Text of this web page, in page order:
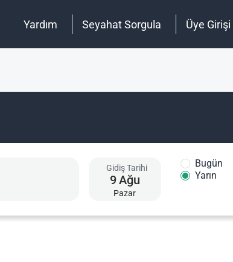
Yardım Seyahat Sorgula Üye Girişi
Gidiş Tarihi
9Ağu
Pazar
Bugün
Yarın